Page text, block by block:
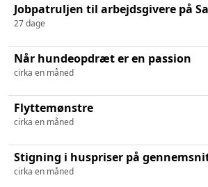
Jobpatruljen til arbejdsgivere på
27 dage
Når hundeopdræt er en passion
cirka en måned
Flyttemønstre
cirka en måned
Stigning i huspriser på
cirka en måned